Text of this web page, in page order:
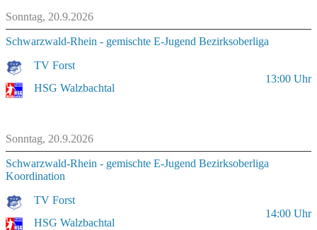
Sonntag, 20.9.2026
Schwarzwald-Rhein - gemischte E-Jugend Bezirksoberliga
TV Forst
HSG Walzbachtal
13:00 Uhr
Sonntag, 20.9.2026
Schwarzwald-Rhein - gemischte E-Jugend Bezirksoberliga
Koordination
TV Forst
HSG Walzbachtal
14:00 Uhr